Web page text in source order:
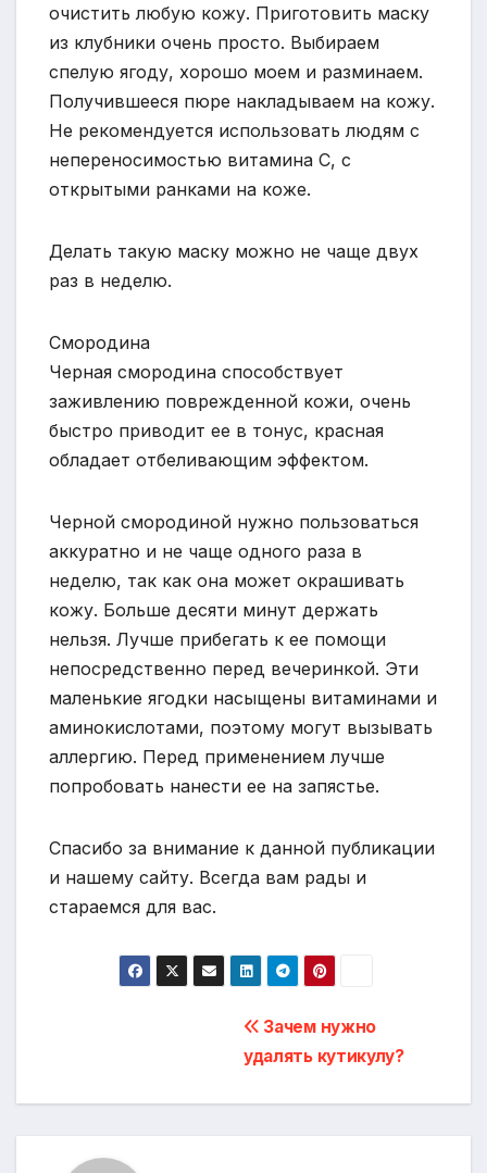
очистить любую кожу. Приготовить маску
из клубники очень просто. Выбираем
спелую ягоду, хорошо моем и разминаем.
Получившееся пюре накладываем на кожу.
Не рекомендуется использовать людям с
непереносимостью витамина С, с
открытыми ранками на коже.
Делать такую маску можно не чаще двух
раз в неделю.
Смородина
Черная смородина способствует
заживлению поврежденной кожи, очень
быстро приводит ее в тонус, красная
обладает отбеливающим эффектом.
Черной смородиной нужно пользоваться
аккуратно и не чаще одного раза в
неделю, так как она может окрашивать
кожу. Больше десяти минут держать
нельзя. Лучше прибегать к ее помощи
непосредственно перед вечеринкой. Эти
маленькие ягодки насыщены витаминами и
аминокислотами, поэтому могут вызывать
аллергию. Перед применением лучше
попробовать нанести ее на запястье.
Спасибо за внимание к данной публикации
и нашему сайту. Всегда вам рады и
стараемся для вас.
Зачем нужно
удалять кутикулу?